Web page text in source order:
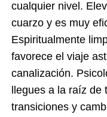
cualquier nivel.
cuarzo y es muy
Espiritualmente
favorece el viaje
canalización.
llegues a la raíz
transiciones y